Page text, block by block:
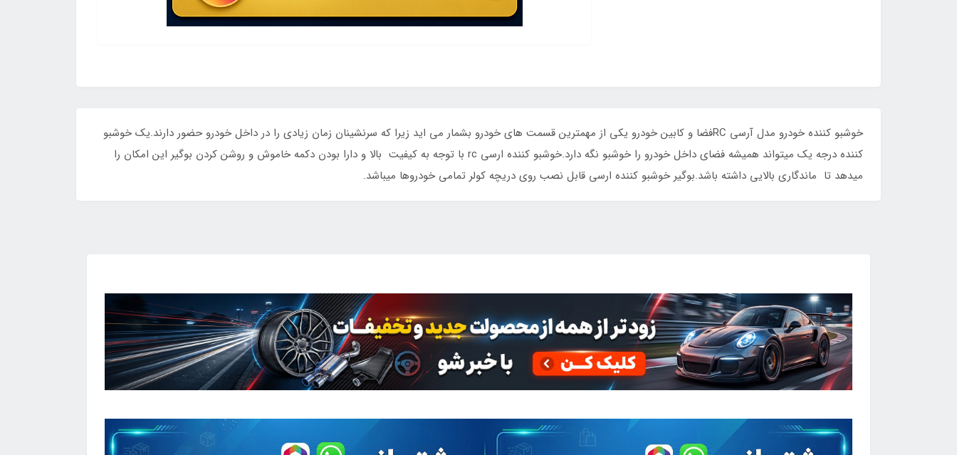
خوشبو کننده خودرو مدل آرسی RCفضا و کابین خودرو یکی از مهمترین قسمت های خودرو بشمار می اید زیرا که سرنشینان زمان زیادی را در داخل خودرو حضور دارند.یک خوشبو
کننده درجه یک میتواند همیشه فضای داخل خودرو را خوشبو نگه دارد.خوشبو کننده ارسی rc با توجه به کیفیت بالا و دارا بودن دکمه خاموش و روشن کردن بوگیر این امکان را
میدهد تا ماندگاری بالایی داشته باشد.بوگیر خوشبو کننده ارسی قابل نصب روی دریچه کولر تمامی خودروها میباشد.